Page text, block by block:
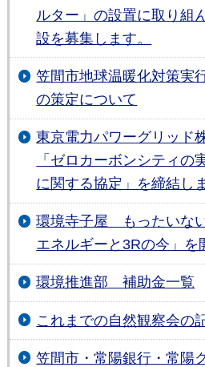
ルター」の設置に取り組
設を募集します。
笠間市地球温暖化対策実
の策定について
東京電力パワーグリッド
「ゼロカーボンシティの
に関する協定」を締結し
環境寺⼦屋 もったいな
エネルギーと3Rの今」を
環境推進部 補助金一覧
これまでの自然観察会の
笠間市・常陽銀行・常